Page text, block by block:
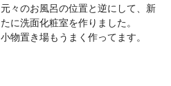
元々のお風呂の位置と逆にして、新
たに洗面化粧室を作りました。
小物置き場もうまく作ってます。